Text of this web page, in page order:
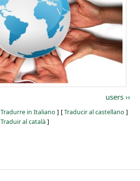
users
Tradurre in Italiano ] [Traducir al castellano ]
Traduir al català ]